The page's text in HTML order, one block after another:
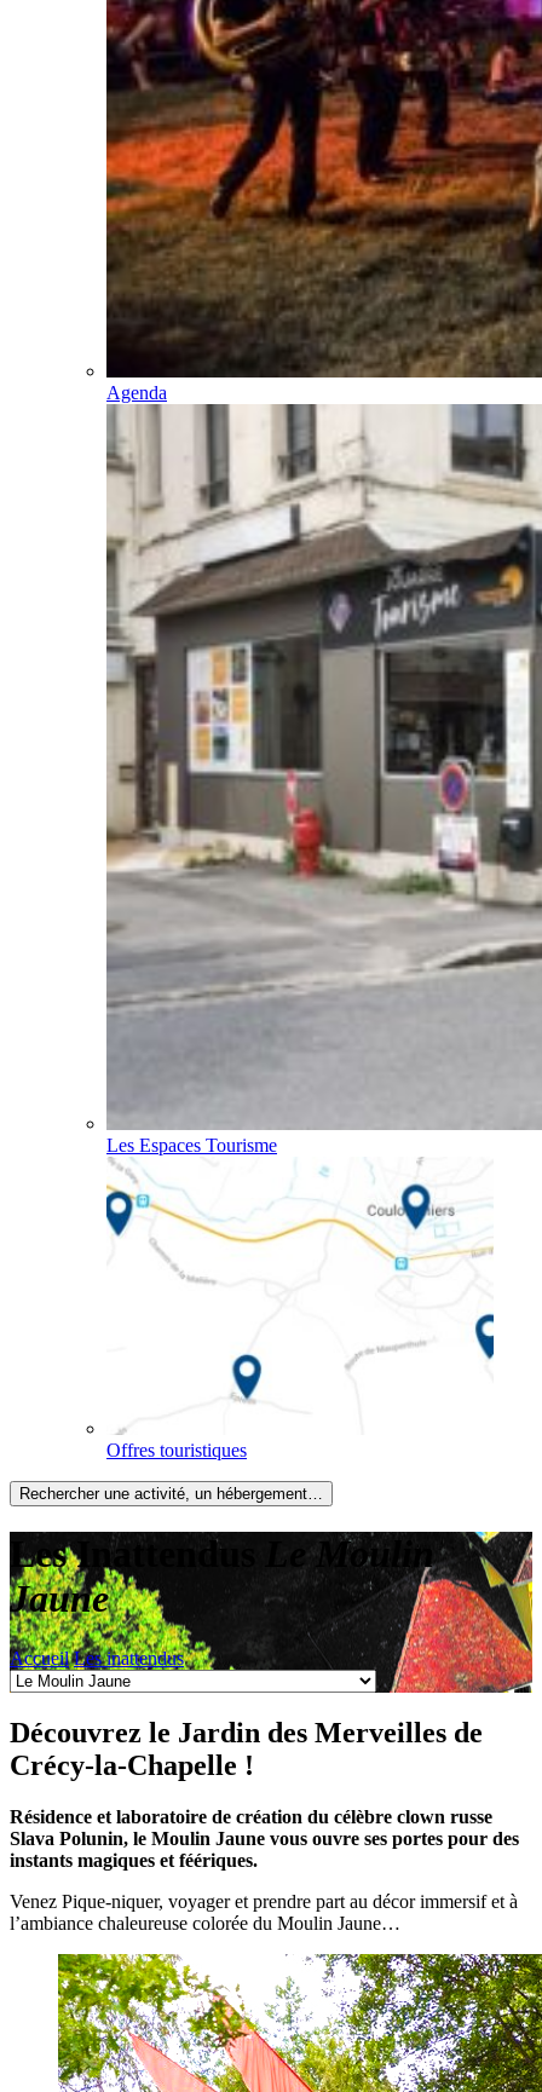
Agenda
Les Espaces Tourisme
Offres touristiques
Rechercher une activité, un hébergement…
Les Inattendus
Le Moulin
Jaune
Accueil Les inattendus
Découvrez le Jardin des Merveilles de
Crécy-la-Chapelle !
Résidence et laboratoire de création du célèbre clown russe
Slava Polunin, le Moulin Jaune vous ouvre ses portes pour des
instants magiques et féériques.
Venez Pique-niquer, voyager et prendre part au décor immersif et à
l’ambiance chaleureuse colorée du Moulin Jaune…